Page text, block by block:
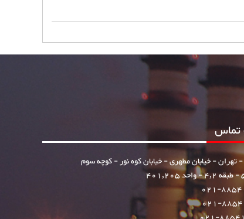
تماس
تهران - خیابان مطهری - خیابان کوه نور - کوچه سوم
021-
021-